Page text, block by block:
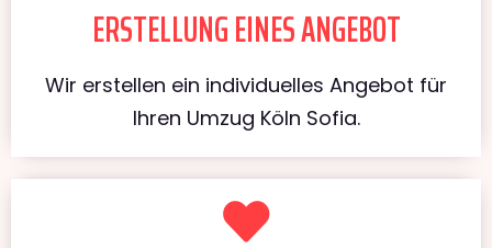
ERSTELLUNG EINES ANGEBOT
Wir erstellen ein individuelles Angebot für
Ihren Umzug Köln Sofia.